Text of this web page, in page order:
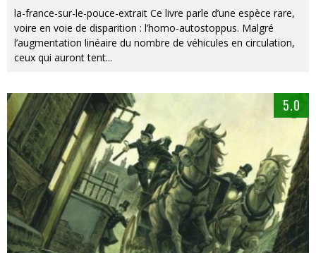
la-france-sur-le-pouce-extrait Ce livre parle d’une espèce rare,
voire en voie de disparition : l’homo-autostoppus. Malgré
l’augmentation linéaire du nombre de véhicules en circulation,
ceux qui auront tent...
5.0